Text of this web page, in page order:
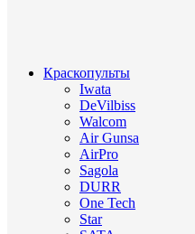
Краскопульты
Iwata
DeVilbiss
Walcom
Air Gunsa
AirPro
Sagola
DURR
One Tech
Star